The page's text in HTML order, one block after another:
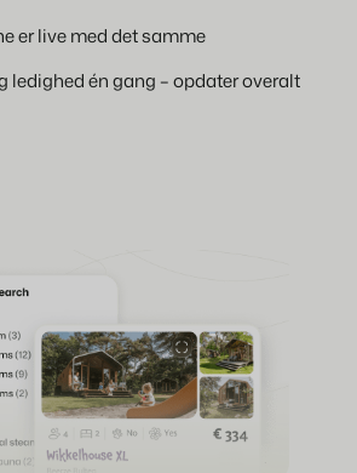
er live med det samme
ledighed én gang – opdater overalt